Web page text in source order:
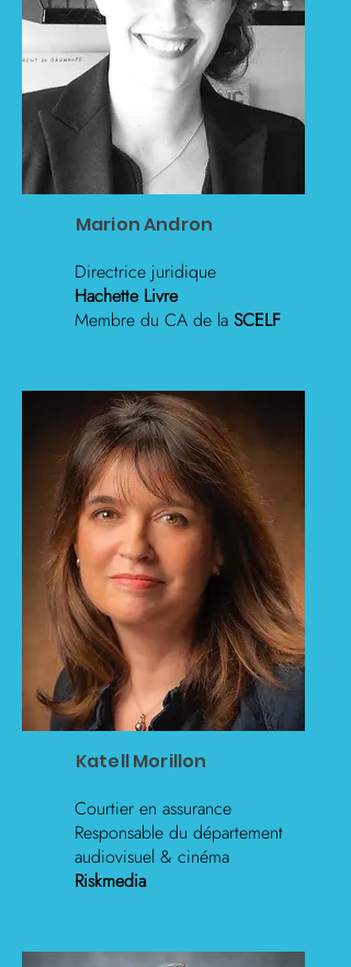
Marion Andron
Directrice juridique
Hachette Livre
Membre du CA de la SCELF
Katell Morillon
Courtier en assurance
Responsable du département
audiovisuel & cinéma
Riskmedia